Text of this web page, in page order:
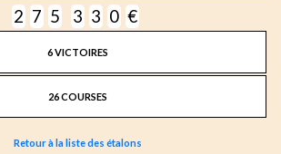
2 7 5 3 3 0 €
6 VICTOIRES
26 COURSES
Retour à la liste des étalons